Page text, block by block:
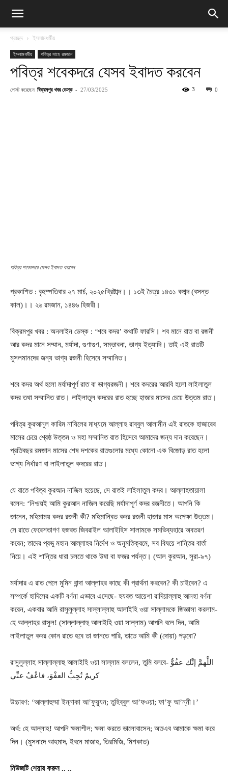
প্রচ্ছদ ইসলামধর্মীয়
ইসলামধর্মীয় পবিত্র মাহে রমজান
পবিত্র শবেকদরে যেসব ইবাদত করবেন
পোস্ট করেছেন বিক্রমপুর খবর ডেস্ক - 27/03/2025 0
3
পবিত্র শবেকদরে যেসব ইবাদত করবেন
প্রকাশিত : বৃহস্পতিবার ২৭ মার্চ, ২০২৫খ্রিষ্টাব্দ।। ১৩ই চৈত্র ১৪৩১ বঙ্গাব্দ (বসন্ত
কাল)।। ২৬ রমজান, ১৪৪৬ হিজরী।
বিক্রমপুর খবর : অনলাইন ডেস্ক : ‘শবে কদর’ কথাটি ফারসি। শব মানে রাত বা রজনী
আর কদর মানে সম্মান, মর্যাদা, গুণাগুণ, সম্ভাবনা, ভাগ্য ইত্যাদি। তাই এই রাতটি
মুসলমানদের জন্য ভাগ্য রজনী হিসেবে সম্মানিত।
শবে কদর অর্থ হলো মর্যাদাপূর্ণ রাত বা ভাগ্যরজনী। শবে কদরের আরবি হলো লাইলাতুল
কদর তথা সম্মানিত রাত। লাইলাতুল কদরের রাত হচ্ছে হাজার মাসের চেয়ে উত্তম রাত।
পবিত্র কুরআনুল কারিম নাযিলের মাধ্যমে আল্লাহ রাব্বুল আলামীন এই রাতকে হাজারের
মাসের চেয়ে শ্রেষ্ঠ উত্তম ও মহা সম্মানিত রাত হিসেবে আমাদের জন্য দান করেছেন।
প্রতিবছর রমজান মাসের শেষ দশকের রাতগুলোর মধ্যে কোনো এক বিজোড় রাত হলো
ভাগ্য নির্ধারণ বা লাইলাতুল কদরের রাত।
যে রাতে পবিত্র কুরআন নাজিল হয়েছে, সে রাতই লাইলাতুল কদর। আল্লাহতায়ালা
বলেন: ‘নিশ্চয়ই আমি কুরআন নাজিল করেছি মর্যাদাপূর্ণ কদর রজনীতে। আপনি কি
জানেন, মহিমাময় কদর রজনী কী? মহিমান্বিত কদর রজনী হাজার মাস অপেক্ষা উত্তম।
সে রাতে ফেরেশতাগণ হজরত জিবরাইল আলাইহিস সালামকে সমভিব্যহারে অবতরণ
করেন; তাদের প্রভু মহান আল্লাহর নির্দেশ ও অনুমতিক্রমে, সব বিষয়ে শান্তির বার্তা
নিয়ে। এই শান্তির ধারা চলতে থাকে উষা বা ফজর পর্যন্ত। (আল কুরআন, সুরা-৯৭)
মর্যাদার এ রাত পেলে মুমিন বান্দা আল্লাহর কাছে কী প্রার্থনা করবেন? কী চাইবেন? এ
সম্পর্কে হাদিসের একটি বর্ণনা এভাবে এসেছে- হযরত আয়েশা রাদিয়াল্লাহু আনহা বর্ণনা
করেন, একবার আমি রাসুলুল্লাহ সাল্লাল্লাহু আলাইহি ওয়া সাল্লামকে জিজ্ঞাসা করলাম-
হে আল্লাহর রাসুল! (সাল্লাল্লাহু আলাইহি ওয়া সাল্লাম) আপনি বলে দিন, আমি
লাইলাতুল কদর কোন রাতে হবে তা জানতে পারি, তাতে আমি কী (দোয়া) পড়বো?
রাসুলুল্লাহ সাল্লাল্লাহু আলাইহি ওয়া সাল্লাম বললেন, তুমি বলবে- اللَّهمَّ إنَّك عفُوٌّ
كريمٌ تُحِبُّ العفْوَ، فاعْفُ عنِّي
উচ্চারণ: ‘আল্লাহুম্মা ইন্নাকা আ’ফুয়্যুন; তুহিব্বুল আ’ফওয়া; ফা’ফু আ’ন্নী।’
অর্থ: হে আল্লাহ! আপনি ক্ষমাশীল; ক্ষমা করতে ভালোবাসেন; অতএব আমাকে ক্ষমা করে
দিন। (মুসনাদে আহমাদ, ইবনে মাজাহ, তিরমিজি, মিশকাত)
নিউজটি শেয়ার করুন.. ..